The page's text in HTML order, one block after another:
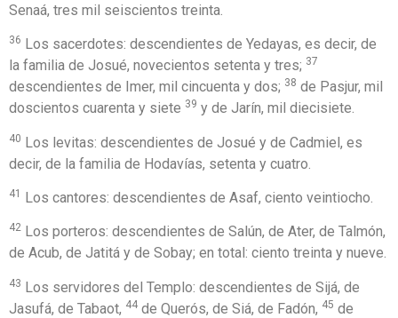
Senaá, tres mil seiscientos treinta.
36 Los sacerdotes: descendientes de Yedayas, es decir, de
la familia de Josué, novecientos setenta y tres; 37
descendientes de Imer, mil cincuenta y dos; 38 de Pasjur, mil
doscientos cuarenta y siete 39 y de Jarín, mil diecisiete.
40 Los levitas: descendientes de Josué y de Cadmiel, es
decir, de la familia de Hodavías, setenta y cuatro.
41 Los cantores: descendientes de Asaf, ciento veintiocho.
42 Los porteros: descendientes de Salún, de Ater, de Talmón,
de Acub, de Jatitá y de Sobay; en total: ciento treinta y nueve.
43 Los servidores del Templo: descendientes de Sijá, de
Jasufá, de Tabaot, 44 de Querós, de Siá, de Fadón, 45 de